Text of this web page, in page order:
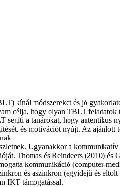
kínál módszereket és jó
célja, hogy olyan TBLT feladatok
a tanárokat, hogy autentikus
és motivációt nyújt. Az ajánlott
Ugyanakkor a
Thomas és Reindeers (2010) és
kommunikáció (computer-
és aszinkron (egyidejű és
IKT támogatással.